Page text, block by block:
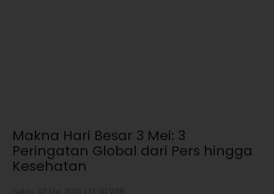
Makna Hari Besar 3 Mei: 3
Peringatan Global dari Pers hingga
Kesehatan